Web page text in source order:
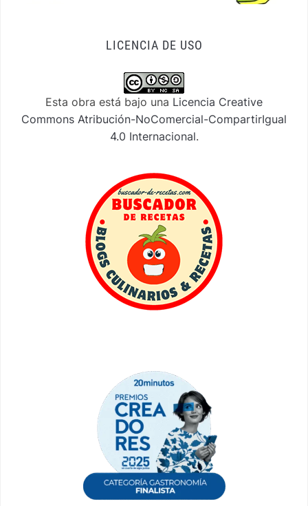
LICENCIA DE USO
Esta obra está bajo una Licencia Creative
Commons Atribución-NoComercial-CompartirIgual
4.0 Internacional.